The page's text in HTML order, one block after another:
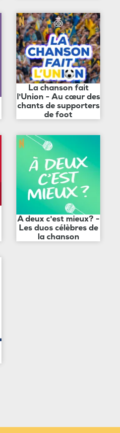
La chanson fait
l'Union - Au cœur des
chants de supporters
de foot
A deux c'est mieux? -
Les duos célèbres de
la chanson